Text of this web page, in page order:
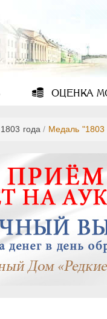
ОЦЕНКА
1803 года / Медаль "1803